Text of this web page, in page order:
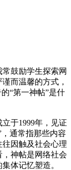
鼓励学生探索网
而温馨的方式，
“第一神帖”是什
于1999年，见证
通常指那些内容
因触及社会心理
神帖是网络社会
体记忆塑造。